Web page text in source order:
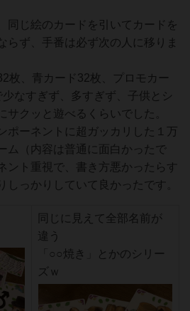
同じ絵のカードを引いてカードを
らず、手番は必ず次の人に移りま
枚、青カード32枚、プロモカー
少なすぎず、多すぎず、子供とシ
サクッと遊べるくらいでした。
ポーネントに超ガッカリした１万
ム（内容は普通に面白かったで
ント重視で、書き方悪かったらす
しっかりしていて良かったです。
同じに見えて全部名前が
違う
「○○焼き」とかのシリー
ズｗ